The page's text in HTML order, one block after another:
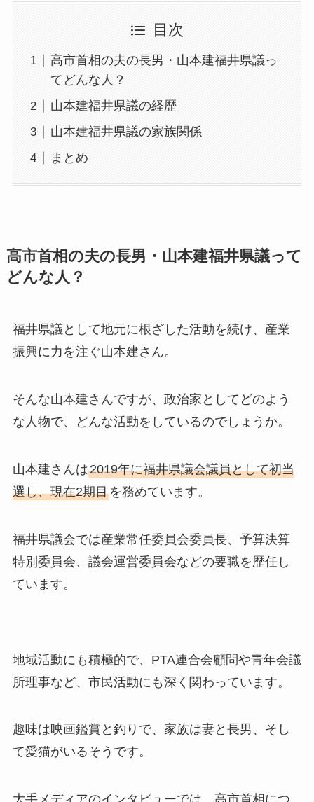
目次
高市首相の夫の長男・山本建福井県議っ
てどんな人？
山本建福井県議の経歴
山本建福井県議の家族関係
まとめ
高市首相の夫の長男・山本建福井県議って
どんな人？
福井県議として地元に根ざした活動を続け、産業
振興に力を注ぐ山本建さん。
そんな山本建さんですが、政治家としてどのよう
な人物で、どんな活動をしているのでしょうか。
山本建さんは2019年に福井県議会議員として初当
選し、現在2期目を務めています。
福井県議会では産業常任委員会委員長、予算決算
特別委員会、議会運営委員会などの要職を歴任し
ています。
地域活動にも積極的で、PTA連合会顧問や青年会議
所理事など、市民活動にも深く関わっています。
趣味は映画鑑賞と釣りで、家族は妻と長男、そし
て愛猫がいるそうです。